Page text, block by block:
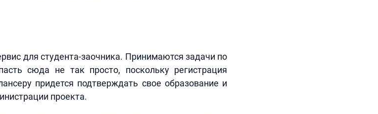
для студента-заочника. Принимаются задачи по
сюда не так просто, поскольку регистрация
придется подтверждать свое образование и
проекта.